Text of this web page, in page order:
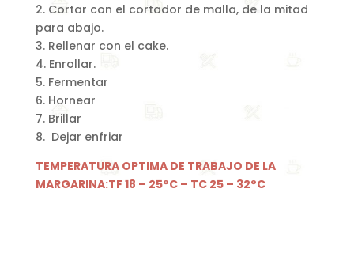
2. Cortar con el cortador de malla, de la mitad
para abajo.
3. Rellenar con el cake.
4. Enrollar.
5. Fermentar
6. Hornear
7. Brillar
8. Dejar enfriar
TEMPERATURA OPTIMA DE TRABAJO DE LA
MARGARINA:TF 18 – 25°C – TC 25 – 32°C